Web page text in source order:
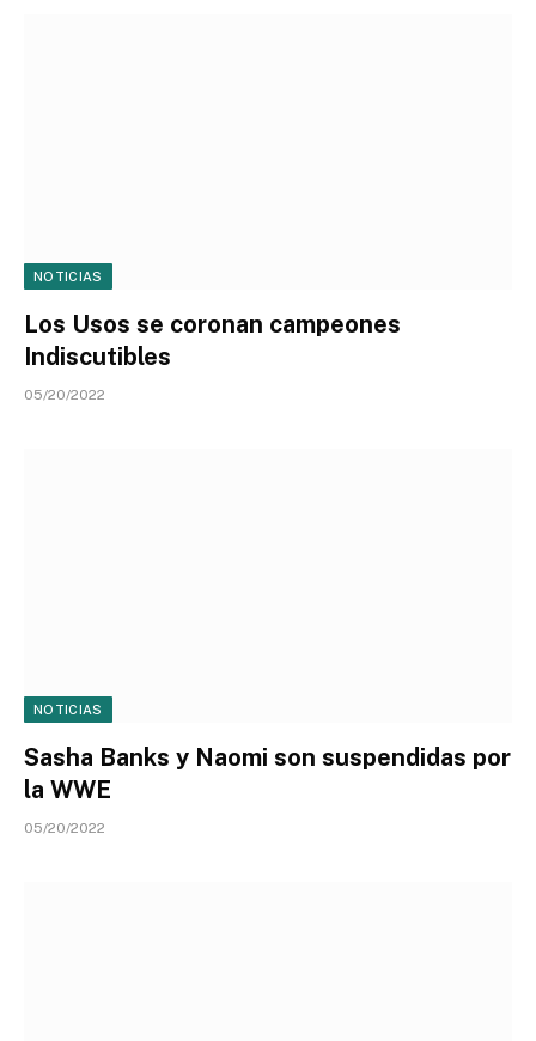
NOTICIAS
Los Usos se coronan campeones
Indiscutibles
05/20/2022
NOTICIAS
Sasha Banks y Naomi son suspendidas por
la WWE
05/20/2022